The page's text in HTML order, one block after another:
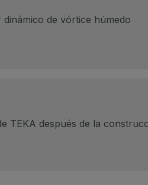
de vórtice húmedo
TEKA después de la